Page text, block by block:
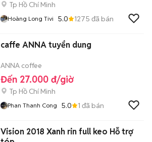
Tp Hồ Chí Minh
Hoàng Long Tivi 5.0 1275 đã bán
caffe ANNA tuyển dung
ANNA coffee
Đến 27.000 đ/giờ
Tp Hồ Chí Minh
Phan Thanh Cong 5.0 1 đã bán
Vision 2018 Xanh rin full keo Hỗ trợ